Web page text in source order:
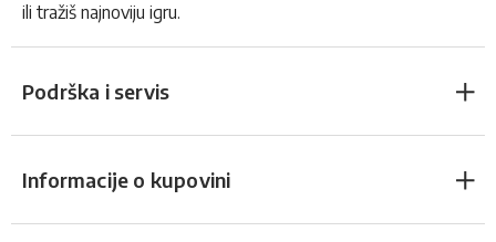
ili tražiš najnoviju igru.
Podrška i servis
Informacije o kupovini